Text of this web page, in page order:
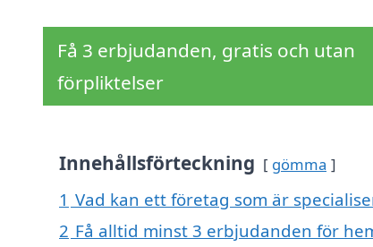
Få 3 erbjudanden, gratis och utan
förpliktelser
Innehållsförteckning gömma
1 Vad kan ett företag som är
2 Få alltid minst 3 erbjudanden för